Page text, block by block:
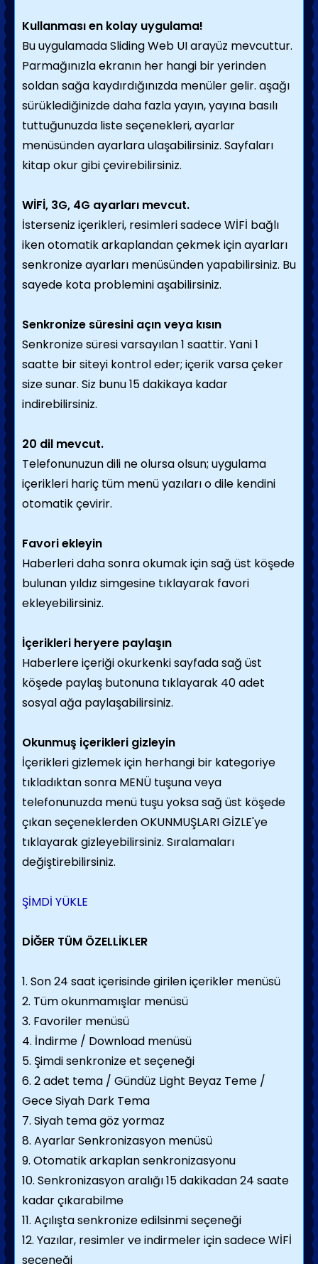
Kullanması en kolay uygulama!
Bu uygulamada Sliding Web UI arayüz mevcuttur.
Parmağınızla ekranın her hangi bir yerinden
soldan sağa kaydırdığınızda menüler gelir. aşağı
sürüklediğinizde daha fazla yayın, yayına basılı
tuttuğunuzda liste seçenekleri, ayarlar
menüsünden ayarlara ulaşabilirsiniz. Sayfaları
kitap okur gibi çevirebilirsiniz.
WİFİ, 3G, 4G ayarları mevcut.
İsterseniz içerikleri, resimleri sadece WİFİ bağlı
iken otomatik arkaplandan çekmek için ayarları
senkronize ayarları menüsünden yapabilirsiniz. Bu
sayede kota problemini aşabilirsiniz.
Senkronize süresini açın veya kısın
Senkronize süresi varsayılan 1 saattir. Yani 1
saatte bir siteyi kontrol eder; içerik varsa çeker
size sunar. Siz bunu 15 dakikaya kadar
indirebilirsiniz.
20 dil mevcut.
Telefonunuzun dili ne olursa olsun; uygulama
içerikleri hariç tüm menü yazıları o dile kendini
otomatik çevirir.
Favori ekleyin
Haberleri daha sonra okumak için sağ üst köşede
bulunan yıldız simgesine tıklayarak favori
ekleyebilirsiniz.
İçerikleri heryere paylaşın
Haberlere içeriği okurkenki sayfada sağ üst
köşede paylaş butonuna tıklayarak 40 adet
sosyal ağa paylaşabilirsiniz.
Okunmuş içerikleri gizleyin
İçerikleri gizlemek için herhangi bir kategoriye
tıkladıktan sonra MENÜ tuşuna veya
telefonunuzda menü tuşu yoksa sağ üst köşede
çıkan seçeneklerden OKUNMUŞLARI GİZLE'ye
tıklayarak gizleyebilirsiniz. Sıralamaları
değiştirebilirsiniz.
ŞİMDİ YÜKLE
DİĞER TÜM ÖZELLİKLER
1. Son 24 saat içerisinde girilen içerikler menüsü
2. Tüm okunmamışlar menüsü
3. Favoriler menüsü
4. İndirme / Download menüsü
5. Şimdi senkronize et seçeneği
6. 2 adet tema / Gündüz Light Beyaz Teme /
Gece Siyah Dark Tema
7. Siyah tema göz yormaz
8. Ayarlar Senkronizasyon menüsü
9. Otomatik arkaplan senkronizasyonu
10. Senkronizasyon aralığı 15 dakikadan 24 saate
kadar çıkarabilme
11. Açılışta senkronize edilsinmi seçeneği
12. Yazılar, resimler ve indirmeler için sadece WİFİ
seçeneği